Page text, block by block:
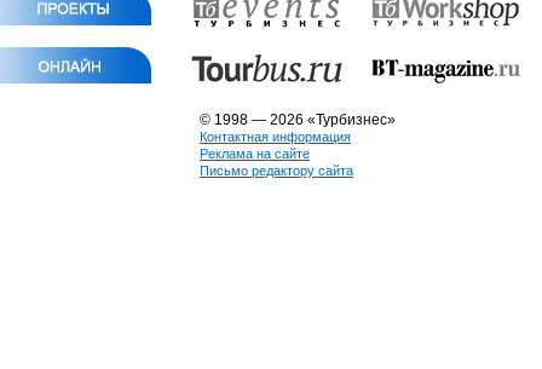
© 1998 — 2026 «Турбизнес»
Контактная информация
Реклама на сайте
Письмо редактору сайта